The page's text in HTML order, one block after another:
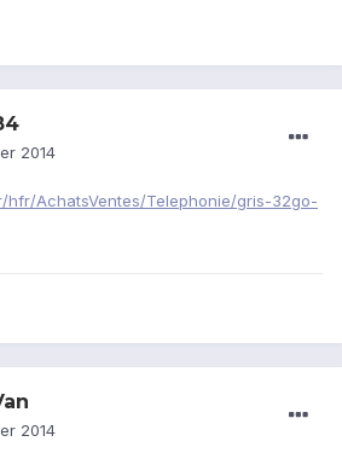
2014
hfr/AchatsVentes/Telephonie/gris-32go-
2014